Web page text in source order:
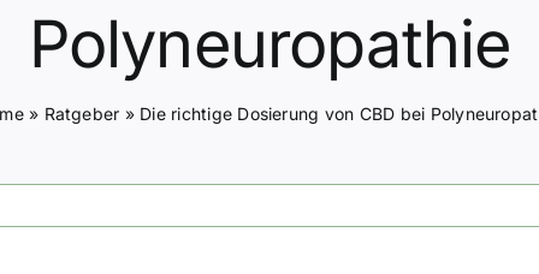
Polyneuropathie
» Ratgeber » Die richtige Dosierung von CBD bei